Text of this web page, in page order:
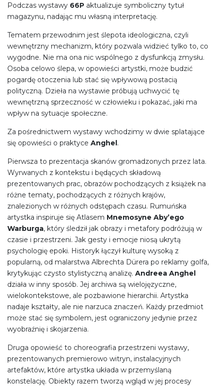
Podczas wystawy 66P aktualizuje symboliczny tytuł
magazynu, nadając mu własną interpretację.
Tematem przewodnim jest ślepota ideologiczna, czyli
wewnętrzny mechanizm, który pozwala widzieć tylko to, co
wygodne. Nie ma ona nic wspólnego z dysfunkcją zmysłu.
Osoba celowo ślepa, w opowieści artystki, może budzić
pogardę otoczenia lub stać się wpływową postacią
polityczną. Dzieła na wystawie próbują uchwycić tę
wewnętrzną sprzeczność w człowieku i pokazać, jaki ma
wpływ na sytuacje społeczne.
Za pośrednictwem wystawy wchodzimy w dwie splatające
się opowieści o praktyce Anghel.
Pierwsza to prezentacja skanów gromadzonych przez lata.
Wyrwanych z kontekstu i będących składową
prezentowanych prac, obrazów pochodzących z książek na
różne tematy, pochodzących z różnych krajów,
znalezionych w różnych odstępach czasu. Rumuńska
artystka inspiruje się Atlasem Mnemosyne Aby’ego
Warburga, który śledził jak obrazy i metafory podróżują w
czasie i przestrzeni. Jak gesty i emocje niosą ukrytą
psychologię epoki. Historyk łączył kulturę wysoką z
popularną, od malarstwa Albrechta Dürera po reklamy golfa,
krytykując czysto stylistyczną analizę. Andreea Anghel
działa w inny sposób. Jej archiwa są wielojęzyczne,
wielokontekstowe, ale pozbawione hierarchii. Artystka
nadaje kształty, ale nie narzuca znaczeń. Każdy przedmiot
może stać się symbolem, jest ograniczony jedynie przez
wyobraźnię i skojarzenia.
Druga opowieść to choreografia przestrzeni wystawy,
prezentowanych premierowo witryn, instalacyjnych
artefaktów, które artystka układa w przemyślaną
konstelację. Obiekty razem tworzą wgląd w jej procesy